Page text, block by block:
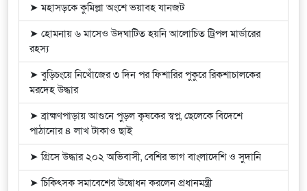
➤ মহাসড়কে কুমিল্লা অংশে ভয়াবহ যানজট
➤ হোমনায় ৬ মাসেও উদঘাটিত হয়নি আলোচিত ট্রিপল মার্ডারের
রহস্য
➤ বুড়িচংয়ে নিখোঁজের ৩ দিন পর ফিশারির পুকুরে রিকশাচালকের
মরদেহ উদ্ধার
➤ ব্রাহ্মণপাড়ায় আগুনে পুড়ল কৃষকের স্বপ্ন, ছেলেকে বিদেশে
পাঠানোর ৪ লাখ টাকাও ছাই
➤ গ্রিসে উদ্ধার ২০২ অভিবাসী, বেশির ভাগ বাংলাদেশি ও সুদানি
➤ চিকিৎসক সমাবেশের উদ্বোধন করলেন প্রধানমন্ত্রী